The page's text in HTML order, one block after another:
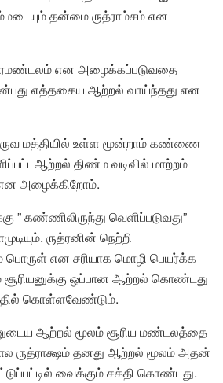
தன்மை ருத்ராம்சம் என
என அழைக்கப்படுவதை
எத்தகைய ஆற்றல் வாய்ந்தது என
மத்தியில் உள்ள மூன்றாம் கண்ணை
திண்ம வடிவில் மாற்றம்
அழைக்கிறோம்.
கண்ணிலிருந்து வெளிப்படுவது”
ருத்ரனின் நெற்றி
பொருள் என சரியாக மொழி பெயர்க்க
ஒப்பான ஆற்றல் கொண்டது
கொள்ளவேண்டும்.
ஆற்றல் மூலம் சூரிய மண்டலத்தை
ருத்ராக்ஷம் தனது ஆற்றல் மூலம் அதன்
வைக்கும் சக்தி கொண்டது.